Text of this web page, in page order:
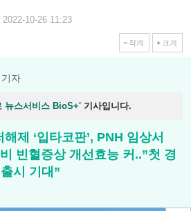
2022-10-26 11:23
작게 크게
자
뉴스서비스 BioS+' 기사입니다.
제 ‘입타코판’, PNH 임상서
빈혈증상 개선효능 커..”첫 경
시 기대”